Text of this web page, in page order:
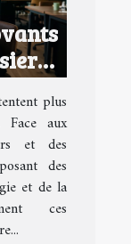
plus
Face aux
et des
des
et de la
ces